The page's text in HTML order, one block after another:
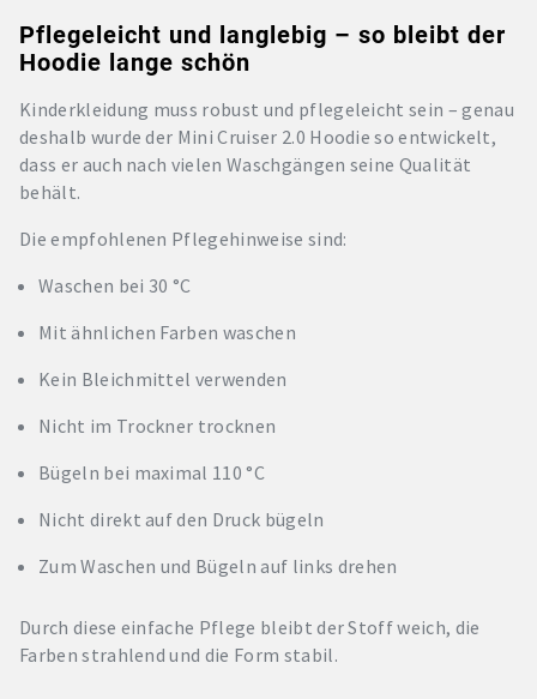
Pflegeleicht und langlebig – so bleibt der
Hoodie lange schön
Kinderkleidung muss robust und pflegeleicht sein – genau
deshalb wurde der Mini Cruiser 2.0 Hoodie so entwickelt,
dass er auch nach vielen Waschgängen seine Qualität
behält.
Die empfohlenen Pflegehinweise sind:
Waschen bei 30 °C
Mit ähnlichen Farben waschen
Kein Bleichmittel verwenden
Nicht im Trockner trocknen
Bügeln bei maximal 110 °C
Nicht direkt auf den Druck bügeln
Zum Waschen und Bügeln auf links drehen
Durch diese einfache Pflege bleibt der Stoff weich, die
Farben strahlend und die Form stabil.